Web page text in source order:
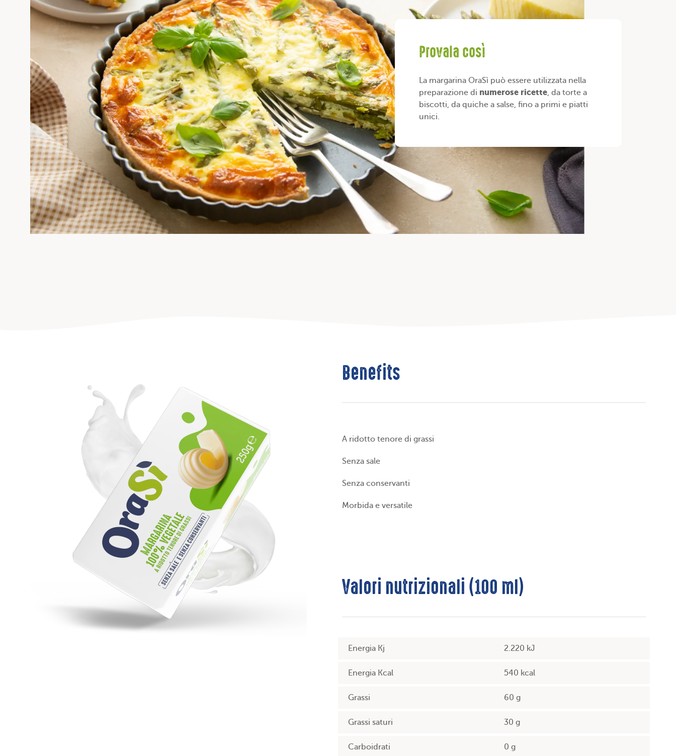
Provala così
La margarina OraSì può essere utilizzata nella
preparazione di numerose ricette, da torte a
biscotti, da quiche a salse, fino a primi e piatti
unici.
Benefits
A ridotto tenore di grassi
Senza sale
Senza conservanti
Morbida e versatile
Valori nutrizionali (100 ml)
Energia Kj 2.220 kJ
Energia Kcal 540 kcal
Grassi 60 g
Grassi saturi 30 g
Carboidrati 0 g